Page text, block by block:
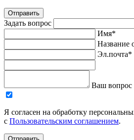
Отправить
Задать вопрос
Имя*
Название
Эл.почта*
Ваш вопрос
Я согласен на обработку
с Пользовательским соглашением.